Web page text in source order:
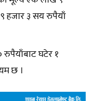
हजार ३ सय रुपैयाँ
घटेर १
छ ।